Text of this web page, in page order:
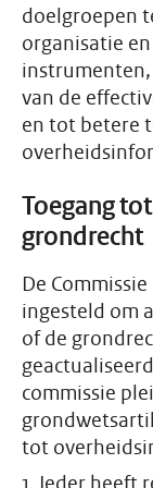
doelgroepen
organisatie
van de
en tot betere
Toegang
grondrecht
De
ingesteld om
of de
commissie
tot
1. Ieder heeft